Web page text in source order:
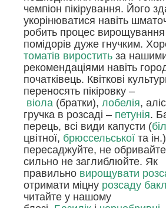
чемпіон пікірування. Його
укорінюватися навіть
робить процес
помідорів дуже гнучким.
томатів виростить за
рекомендаціями навіть
початківець. Квіткові
переносять пікіровку –
віола (братки), лобелія,
гручка в розсаді – петунія.
перець, всі види капусти (
цвітної, брюссельської та
пересаджуйте, не обривайте
сильно не заглиблюйте. Як
правильно вирощувати
отримати міцну розсаду
читайте у нашому